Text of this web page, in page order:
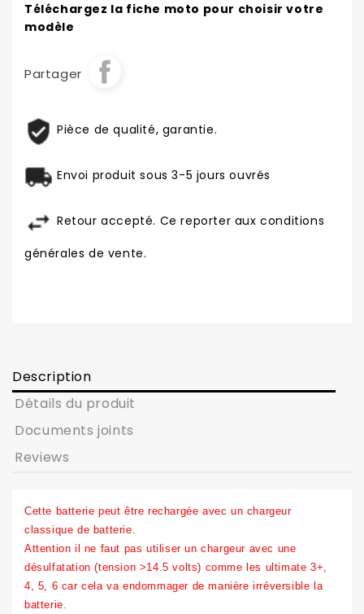
Téléchargez la fiche moto pour choisir votre
modèle
Partager
Pièce de qualité, garantie.
Envoi produit sous 3-5 jours ouvrés
Retour accepté. Ce reporter aux conditions
générales de vente.
Description
Détails du produit
Documents joints
Reviews
Cette batterie peut être rechargée avec un chargeur
classique de batterie.
Attention il ne faut pas utiliser un chargeur avec une
désulfatation (tension >14.5 volts) comme les ultimate 3+,
4, 5, 6 car cela va endommager de manière irréversible la
batterie.